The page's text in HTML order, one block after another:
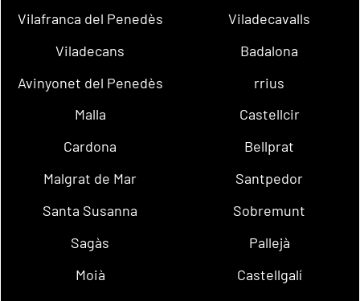
Vilafranca del Penedès
Viladecavalls
Viladecans
Badalona
Avinyonet del Penedès
rrius
Malla
Castellcir
Cardona
Bellprat
Malgrat de Mar
Santpedor
Santa Susanna
Sobremunt
Sagàs
Pallejà
Moià
Castellgalí